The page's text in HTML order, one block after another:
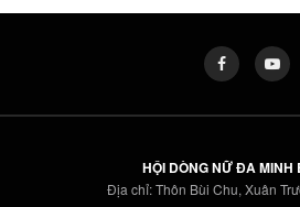
HỘI DÒNG NỮ ĐA MINH
Địa chỉ: Thôn Bùi Chu, Xuân